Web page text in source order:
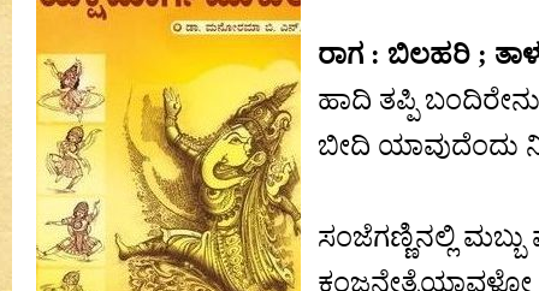
ರಾಗ : ಬಿಲಹರಿ ; ತಾಳ
ಹಾದಿ ತಪ್ಪಿ
ಬೀದಿ ಯಾವುದೆಂದು
ಸಂಜೆಗಣ್ಣಿನಲ್ಲಿ ಮಬ್ಬು
ಕಂಜನೇತ್ರೆಯಾವಳೋ